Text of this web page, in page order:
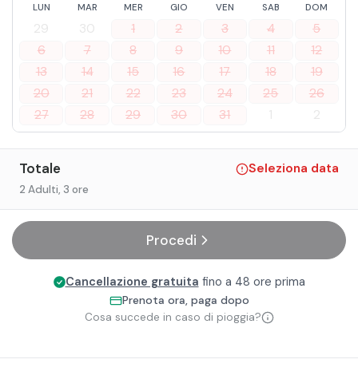
LUN MAR MER GIO VEN SAB DOM
29 30 1 2 3 4
5
6
7 8 9 10 11
12
13
14 15 16 17 18
19
20
21 22 23 24 25
26
27
28 29 30 31 1 2
Totale Seleziona data
2 Adulti, 3 ore
Procedi
Cancellazione gratuita fino a 48 ore prima
Prenota ora, paga dopo
Cosa succede in caso di pioggia?